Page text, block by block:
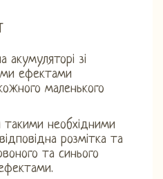
акумуляторі зі
ефектами
маленького
такими необхідними
розмітка та
та синього